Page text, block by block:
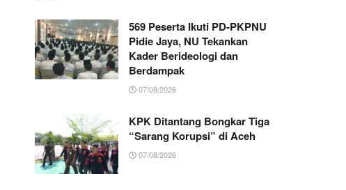
569 Peserta Ikuti PD-PKPNU
Pidie Jaya, NU Tekankan
Kader Berideologi dan
Berdampak
07/08/2026
KPK Ditantang Bongkar Tiga
“Sarang Korupsi” di Aceh
07/08/2026